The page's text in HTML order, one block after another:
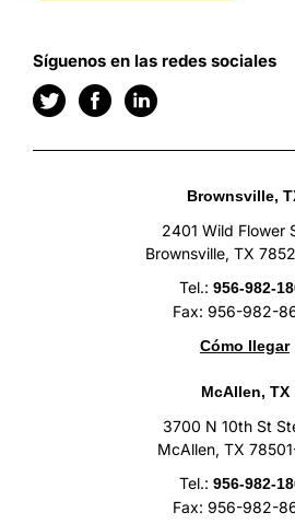
Síguenos en las redes sociales
Brownsville,
2401 Wild Flower
Brownsville, TX
Tel.: 956-982-
Fax: 956-982-
Cómo llegar
McAllen, TX
3700 N 10th St
McAllen, TX
Tel.: 956-982-
Fax: 956-982-